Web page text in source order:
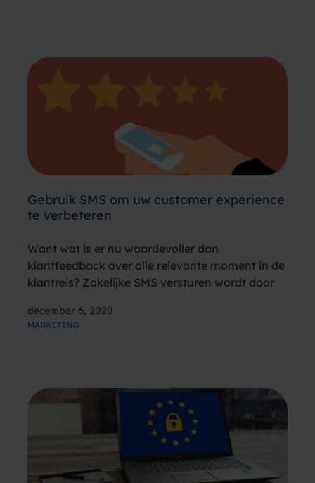
Gebruik SMS om uw customer experience
te verbeteren
Want wat is er nu waardevoller dan
klantfeedback over alle relevante moment in de
klantreis? Zakelijke SMS versturen wordt door
klanten te informeren over actuele zaken. We
december 6, 2020
MARKETING